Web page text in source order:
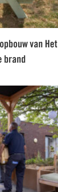
van Het
brand